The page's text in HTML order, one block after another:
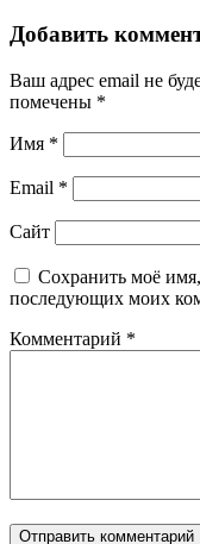
Добавить
Ваш адрес email не
помечены *
Имя *
Email *
Сайт
Сохранить моё имя,
последующих моих
Комментарий *